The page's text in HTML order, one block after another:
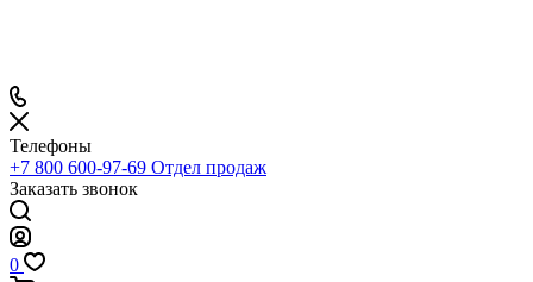
Телефоны
+7 800 600-97-69 Отдел продаж
Заказать звонок
0